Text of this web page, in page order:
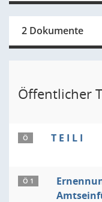
2 Dokumente
Öffentlicher
Ö T E I L I
Ö 1